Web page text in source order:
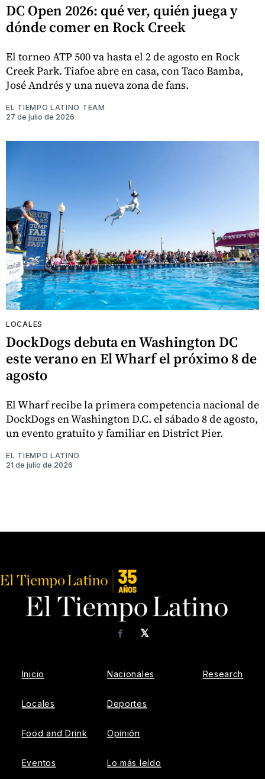
DC Open 2026: qué ver, quién juega y
dónde comer en Rock Creek
El torneo ATP 500 va hasta el 2 de agosto en Rock
Creek Park. Tiafoe abre en casa, con Taco Bamba,
José Andrés y una nueva zona de fans.
EL TIEMPO LATINO TEAM
27 de julio de 2026
LOCALES
DockDogs debuta en Washington DC
este verano en El Wharf el próximo 8 de
agosto
El Wharf recibe la primera competencia nacional de
DockDogs en Washington D.C. el sábado 8 de agosto,
un evento gratuito y familiar en District Pier.
EL TIEMPO LATINO
21 de julio de 2026
𝕏
Facebook
Inicio
Locales
Food and Drink
Eventos
Nacionales
Deportes
Opinión
Lo más leído
Research